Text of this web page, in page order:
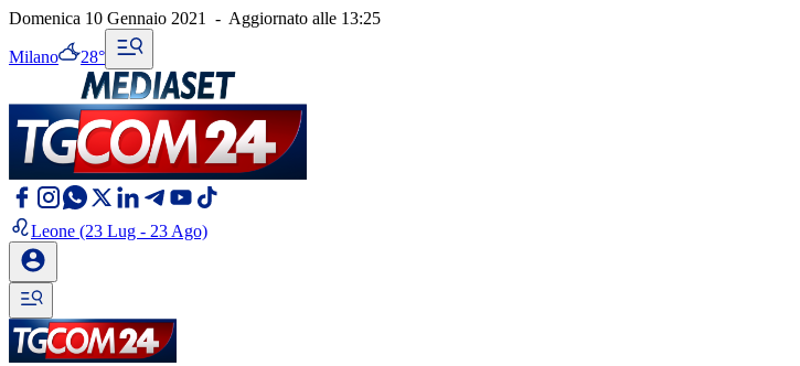
Domenica 10 Gennaio 2021 - Aggiornato alle 13:25
Milano 28°
Leone (23 Lug - 23 Ago)